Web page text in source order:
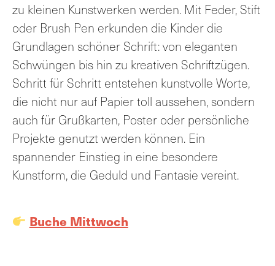
zu kleinen Kunstwerken werden. Mit Feder, Stift
oder Brush Pen erkunden die Kinder die
Grundlagen schöner Schrift: von eleganten
Schwüngen bis hin zu kreativen Schriftzügen.
Schritt für Schritt entstehen kunstvolle Worte,
die nicht nur auf Papier toll aussehen, sondern
auch für Grußkarten, Poster oder persönliche
Projekte genutzt werden können. Ein
spannender Einstieg in eine besondere
Kunstform, die Geduld und Fantasie vereint.
Buche Mittwoch